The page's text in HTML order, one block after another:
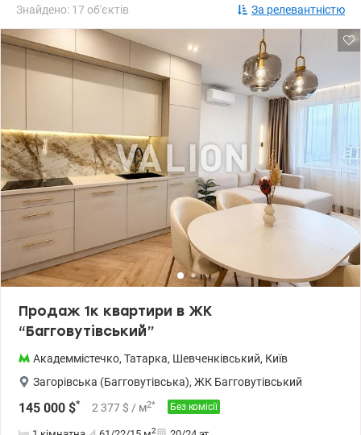
Знайдено: 17 об'єктів За релевантністю
Продаж 1к квартири в ЖК
“Багговутівський”
Академмістечко, Татарка, Шевченківський, Київ
Загорівська (Багговутівська), ЖК Багговутівський
145 000 $* 2 377 $ / м2* Без комісії
2